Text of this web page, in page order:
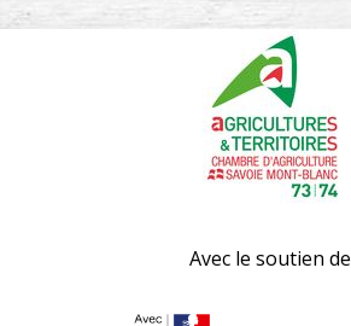
Avec le soutien de